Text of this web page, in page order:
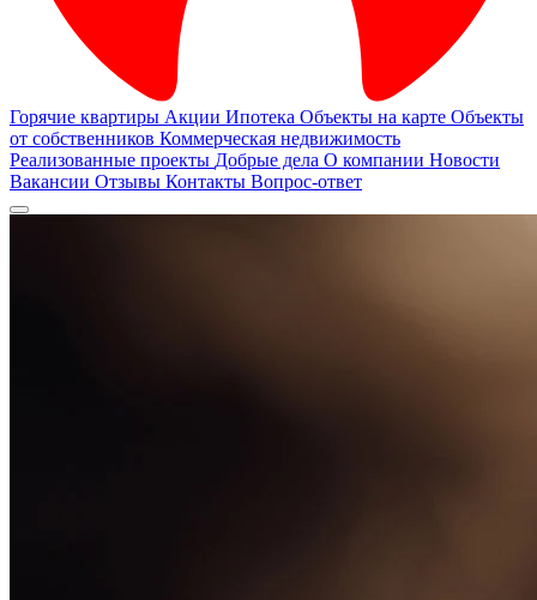
Горячие квартиры Акции Ипотека Объекты на карте Объекты
от собственников Коммерческая недвижимость
Реализованные проекты Добрые дела О компании Новости
Вакансии Отзывы Контакты Вопрос-ответ